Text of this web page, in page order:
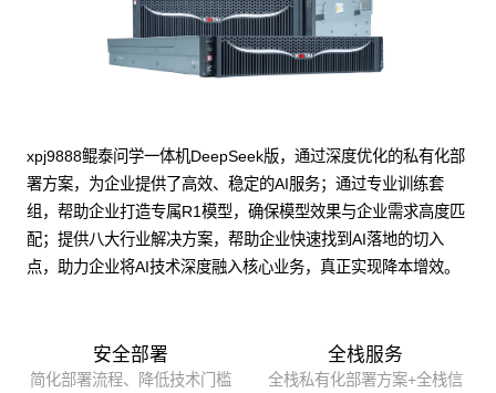
xpj9888鲲泰问学一体机DeepSeek版，通过深度优化的私有化部
署方案，为企业提供了高效、稳定的AI服务；通过专业训练套
组，帮助企业打造专属R1模型，确保模型效果与企业需求高度匹
配；提供八大行业解决方案，帮助企业快速找到AI落地的切入
点，助力企业将AI技术深度融入核心业务，真正实现降本增效。
安全部署
简化部署流程、降低技术门槛
全栈服务
全栈私有化部署方案+全栈信